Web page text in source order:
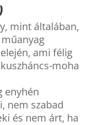
mint általában,
ami félig
moha
enyhén
nem szabad
és nem árt, ha